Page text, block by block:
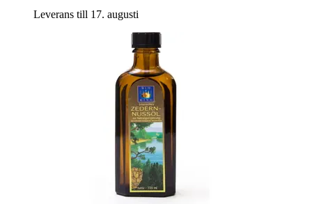
Leverans till 17. augusti